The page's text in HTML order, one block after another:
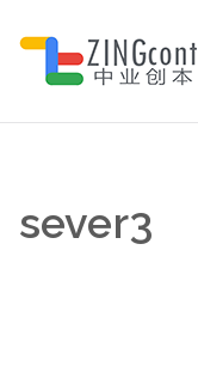
内
sever3